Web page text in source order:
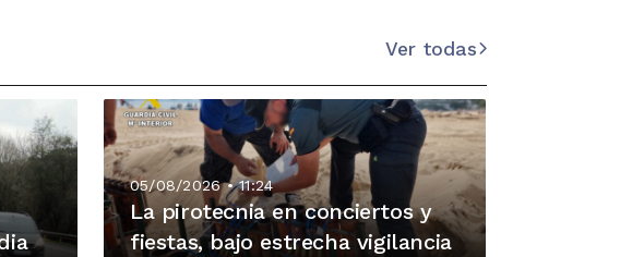
Ver todas
05/08/2026 • 11:24
La pirotecnia en conciertos y
fiestas, bajo estrecha vigilancia